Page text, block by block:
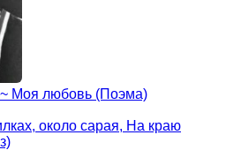
~ Моя любовь (Поэма)
около сарая, На краю